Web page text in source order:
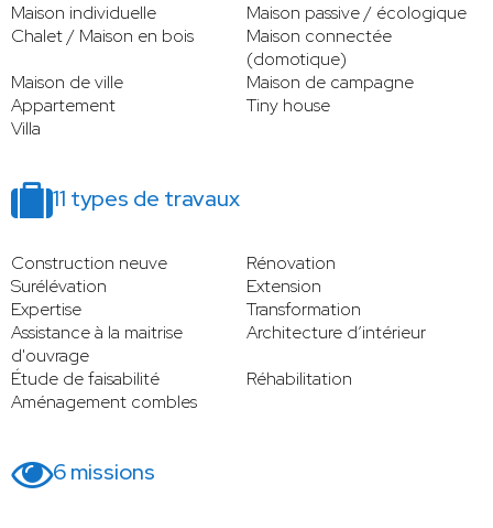
Maison individuelle
Maison passive / écologique
Chalet / Maison en bois
Maison connectée
(domotique)
Maison de ville
Maison de campagne
Appartement
Tiny house
Villa
11 types de travaux
Construction neuve
Rénovation
Surélévation
Extension
Expertise
Transformation
Assistance à la maitrise
d'ouvrage
Architecture d’intérieur
Étude de faisabilité
Réhabilitation
Aménagement combles
6 missions